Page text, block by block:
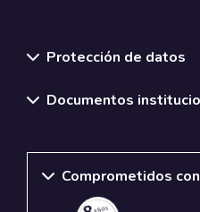
Protección de datos
Documentos
Comprometidos